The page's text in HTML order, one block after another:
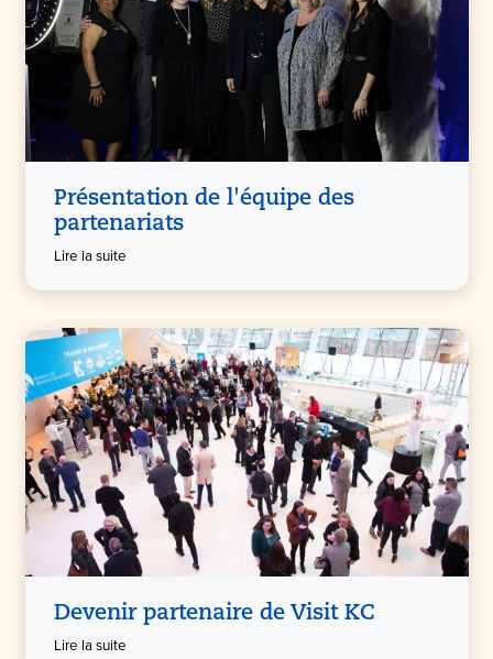
Présentation de l'équipe des
partenariats
Lire la suite
Devenir partenaire de Visit KC
Lire la suite